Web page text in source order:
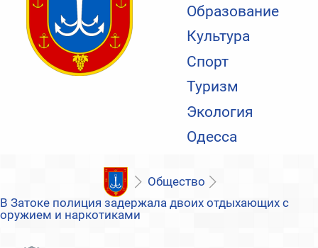
Образование
Культура
Спорт
Туризм
Экология
Одесса
Общество
В Затоке полиция задержала двоих отдыхающих с
оружием и наркотиками